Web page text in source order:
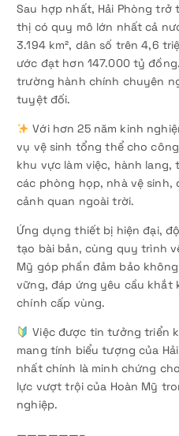
Sau hợp nhất, Hải Phòng
thị có quy mô lớn nhất cả
3.194 km², dân số trên 4,6
ước đạt hơn 147.000 tỷ
trường hành chính chuyên
tuyệt đối.
Với hơn 25 năm kinh
vụ vệ sinh tổng thể cho
khu vực làm việc, hành lang,
các phòng họp, nhà vệ
cảnh quan ngoài trời.
Ứng dụng thiết bị hiện đại,
tạo bài bản, cùng quy trình
Mỹ góp phần đảm bảo
vững, đáp ứng yêu cầu khắt
chính cấp vùng.
Việc được tin tưởng triển
mang tính biểu tượng của
nhất chính là minh chứng
lực vượt trội của Hoàn Mỹ
nghiệp.